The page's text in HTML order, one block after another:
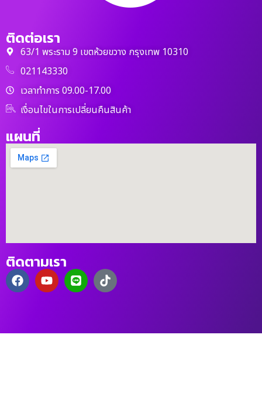
ติดต่อเรา
63/1 พระราม 9 เขตห้วยขวาง กรุงเทพ 10310
021143330
เวลาทำการ 09.00-17.00
เงื่อนไขในการเปลี่ยนคืนสินค้า
แผนที่
ติดตามเรา